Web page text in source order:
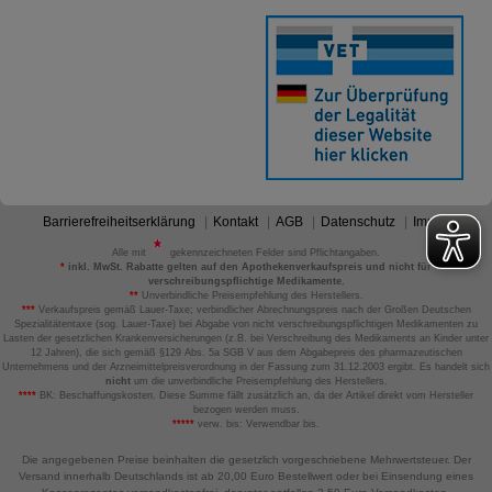
Barrierefreiheitserklärung Kontakt AGB Datenschutz Impressum
Alle mit
gekennzeichneten Felder sind Pflichtangaben.
* inkl. MwSt. Rabatte gelten auf den Apothekenverkaufspreis und nicht für
verschreibungspflichtige Medikamente.
**Unverbindliche Preisempfehlung des Herstellers.
***Verkaufspreis gemäß Lauer-Taxe; verbindlicher Abrechnungspreis nach der Großen Deutschen
Spezialitätentaxe (sog. Lauer-Taxe) bei Abgabe von nicht verschreibungspflichtigen Medikamenten zu
Lasten der gesetzlichen Krankenversicherungen (z.B. bei Verschreibung des Medikaments an Kinder unter
12 Jahren), die sich gemäß §129 Abs. 5a SGB V aus dem Abgabepreis des pharmazeutischen
Unternehmens und der Arzneimittelpreisverordnung in der Fassung zum 31.12.2003 ergibt. Es handelt sich
nichtum die unverbindliche Preisempfehlung des Herstellers.
**** BK: Beschaffungskosten. Diese Summe fällt zusätzlich an, da der Artikel direkt vom Hersteller
bezogen werden muss.
***** verw. bis: Verwendbar bis.
Die angegebenen Preise beinhalten die gesetzlich vorgeschriebene Mehrwertsteuer. Der
Versand innerhalb Deutschlands ist ab 20,00 Euro Bestellwert oder bei Einsendung eines